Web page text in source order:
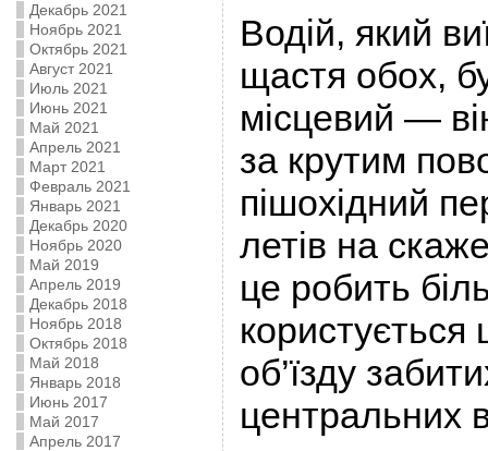
Декабрь 2021
Ноябрь 2021
Октябрь 2021
Август 2021
Июль 2021
Июнь 2021
Май 2021
Апрель 2021
Март 2021
Февраль 2021
Январь 2021
Декабрь 2020
Ноябрь 2020
Май 2019
Апрель 2019
Декабрь 2018
Ноябрь 2018
Октябрь 2018
Май 2018
Январь 2018
Июнь 2017
Май 2017
Апрель 2017
Водій, який
щастя обох,
місцевий —
за крутим
пішохідний
летів на
це робить
об’їзду
центральних